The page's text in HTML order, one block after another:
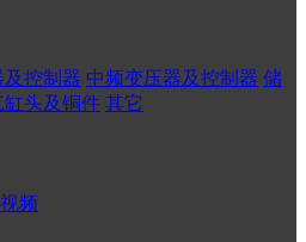
控制器 中频变压器及控制器 储
缸头及铜件 其它
频